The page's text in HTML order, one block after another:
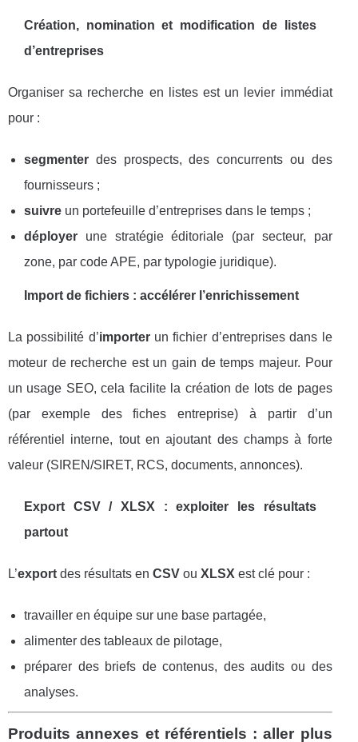
Création, nomination et modification de listes
d’entreprises
Organiser sa recherche en listes est un levier immédiat
pour :
segmenter des prospects, des concurrents ou des
fournisseurs ;
suivre un portefeuille d’entreprises dans le temps ;
déployer une stratégie éditoriale (par secteur, par
zone, par code APE, par typologie juridique).
Import de fichiers : accélérer l’enrichissement
La possibilité d’importerun fichier d’entreprises dans le
moteur de recherche est un gain de temps majeur. Pour
un usage SEO, cela facilite la création de lots de pages
(par exemple des fiches entreprise) à partir d’un
référentiel interne, tout en ajoutant des champs à forte
valeur (SIREN/SIRET, RCS, documents, annonces).
Export CSV / XLSX : exploiter les résultats
partout
L’export des résultats en CSV ou XLSX est clé pour :
travailler en équipe sur une base partagée,
alimenter des tableaux de pilotage,
préparer des briefs de contenus, des audits ou des
analyses.
Produits annexes et référentiels : aller plus